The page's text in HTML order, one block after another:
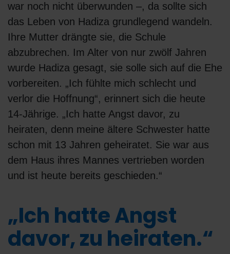
war noch nicht überwunden –, da sollte sich
das Leben von Hadiza grundlegend wandeln.
Ihre Mutter drängte sie, die Schule
abzubrechen. Im Alter von nur zwölf Jahren
wurde Hadiza gesagt, sie solle sich auf die Ehe
vorbereiten. „Ich fühlte mich schlecht und
verlor die Hoffnung“, erinnert sich die heute
14-Jährige. „Ich hatte Angst davor, zu
heiraten, denn meine ältere Schwester hatte
schon mit 13 Jahren geheiratet. Sie war aus
dem Haus ihres Mannes vertrieben worden
und ist heute bereits geschieden.“
„Ich hatte Angst
davor, zu heiraten.“